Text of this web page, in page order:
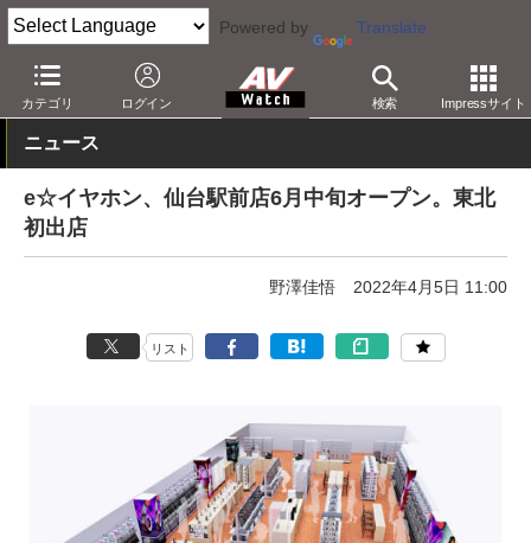
Powered by Translate
カテゴリ ログイン 検索 Impressサイト
AV Watch 動向 ショップ
ニュース
e☆イヤホン、仙台駅前店6月中旬オープン。東北
初出店
野澤佳悟 2022年4月5日 11:00
リスト